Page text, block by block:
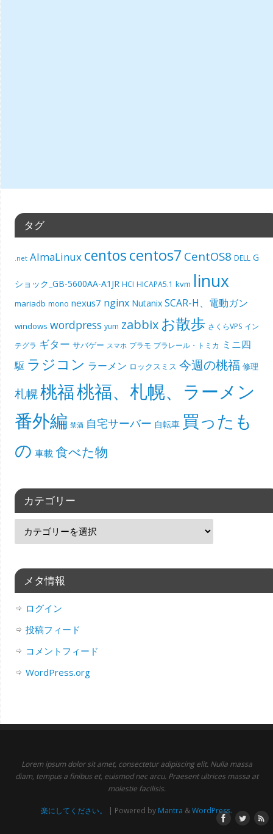
タグ
.net AlmaLinux centoscentos7 CentOS8 DELL G
ショック_GB-5600AA-A1JR HCI HICAPA5.1 kvm linux
mariadb mono nexus7 nginx Nutanix SCAR-H、電動ガン
windows wordpress yum zabbix お散歩 さくらVPS イン
テグラ ギター サバゲー スマホ プラモ プラレール・トミカ ミニ四
駆 ラジコン ラーメン ロックスミス 今週の桃福 修理
札幌桃福桃福、札幌、ラーメン
番外編 禁酒 自宅サーバー 自転車 買ったも
の 車載 食べた物
カテゴリー
メタ情報
ログイン
投稿フィード
コメントフィード
WordPress.org
Lorem ipsum dolor sit amet, consectetur adipiscing elit. Nulla massa
diam, tempus a finibus et, euismod nec arcu. Praesent ultrices massa at
molestie facilisis.
楽にしてください。 | Powered by Mantra &WordPress.